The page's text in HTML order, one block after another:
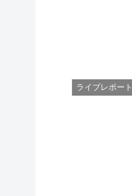
ライブレポート